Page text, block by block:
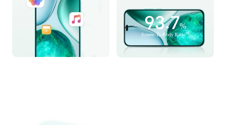
93.7%
Screen-To-Body Ratio15